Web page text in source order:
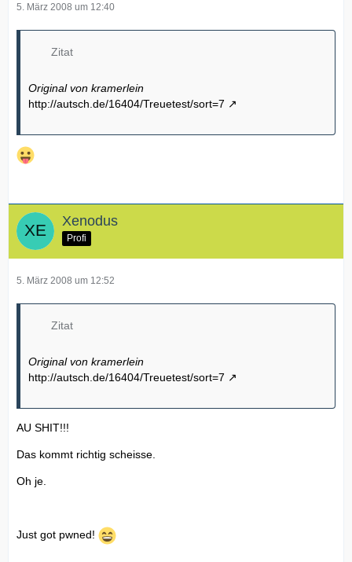
5. März 2008 um 12:40
Zitat
Original von kramerlein
http://autsch.de/16404/Treuetest/sort=7
Xenodus
Profi
5. März 2008 um 12:52
Zitat
Original von kramerlein
http://autsch.de/16404/Treuetest/sort=7
AU SHIT!!!
Das kommt richtig scheisse.
Oh je.
Just got pwned!